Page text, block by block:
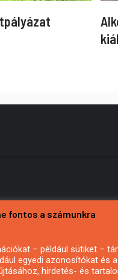
fontos a számunkra
– például sütiket –
egyedi azonosítókat
hirdetés- és